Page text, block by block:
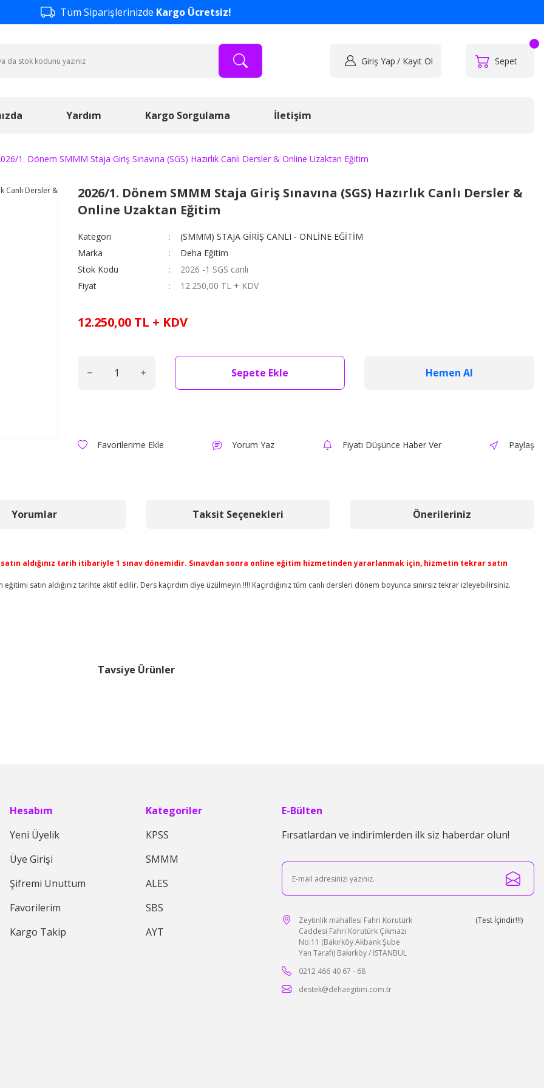
Tüm Siparişlerinizde Kargo Ücretsiz!
Giriş Yap / Kayıt Ol Sepet
Yardım Kargo Sorgulama İletişim
1. Dönem SMMM Staja Giriş Sınavına (SGS) Hazırlık Canlı Dersler & Online Uzaktan Eğitim
2026/1. Dönem SMMM Staja Giriş Sınavına (SGS) Hazırlık Canlı Dersler &
Online Uzaktan Eğitim
Kategori
(SMMM) STAJA GİRİŞ CANLI - ONLİNE EĞİTİM
Marka
Deha Eğitim
Stok Kodu
2026 -1 SGS canlı
Fiyat
12.250,00 TL + KDV
12.250,00 TL + KDV
Sepete Ekle Hemen Al
Yorum Yaz Fiyatı Düşünce Haber Ver Paylaş
Yorumlar Taksit Seçenekleri Önerileriniz
aldığınız tarih itibariyle 1 sınav dönemidir. Sınavdan sonra online eğitim hizmetinden yararlanmak için, hizmetin tekrar satın
satın aldığınız tarihte aktif edilir. Ders kaçırdım diye üzülmeyin !!!! Kaçırdığınız tüm canlı dersleri dönem boyunca sınırsız tekrar izleyebilirsiniz.
Bu ürüne ilk yorumu siz yapın!
Tavsiye Ürünler
ml
- 0 Yorum
+ KDV
Faber Castel Şerit Düzeltici 5mm*12m
0.0 Puan - 0 Yorum
59,58 TL + KDV
0.0 Puan - 0 Yorum
Hesabım
Yeni Üyelik
Üye Girişi
Şifremi Unuttum
Favorilerim
Kargo Takip
Kategoriler
KPSS
SMMM
ALES
SBS
AYT
E-Bülten
Fırsatlardan ve indirimlerden ilk siz haberdar olun!
Zeytinlik mahallesi Fahri Korutürk
Caddesi Fahri Korutürk Çıkmazı
No:11 (Bakırköy Akbank Şube
Yan Tarafı) Bakırköy / İSTANBUL
0212 466 40 67 - 68
destek@dehaegitim.com.tr
(Test İçindir!!!)